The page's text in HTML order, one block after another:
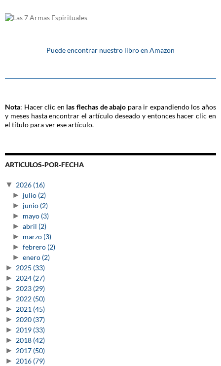
Puede encontrar nuestro libro en Amazon
Nota: Hacer clic en las flechas de abajo para ir expandiendo los años
y meses hasta encontrar el artículo deseado y entonces hacer clic en
el título para ver ese artículo.
ARTICULOS-POR-FECHA
▼ 2026 (16)
► julio (2)
► junio (2)
► mayo (3)
► abril (2)
► marzo (3)
► febrero (2)
► enero (2)
► 2025 (33)
► 2024 (27)
► 2023 (29)
► 2022 (50)
► 2021 (45)
► 2020 (37)
► 2019 (33)
► 2018 (42)
► 2017 (50)
► 2016 (79)